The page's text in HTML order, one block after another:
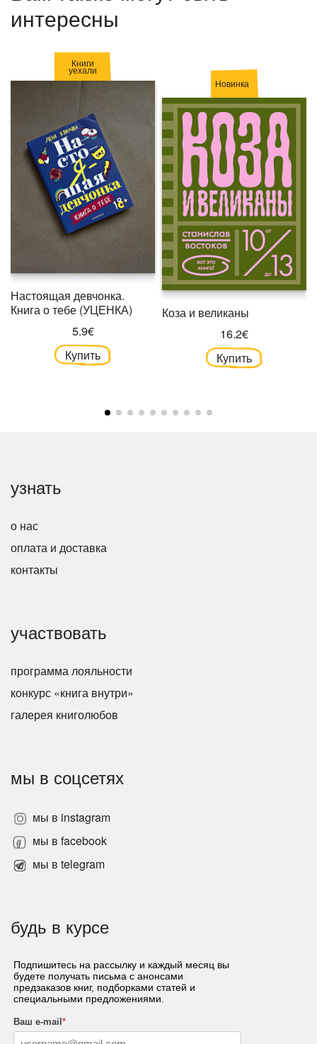
интересны
Книги
уехали
Настоящая девчонка.
Книга о тебе (УЦЕНКА)
5.9€
Купить
Новинка
Коза и великаны
16.2€
Купить
узнать
о нас
оплата и доставка
контакты
участвовать
программа лояльности
конкурс «книга внутри»
галерея книголюбов
мы в соцсетях
мы в instagram
мы в facebook
мы в telegram
будь в курсе
Подпишитесь на рассылку и каждый месяц вы
будете получать письма с анонсами
предзаказов книг, подборками статей и
специальными предложениями.
Ваш e-mail *